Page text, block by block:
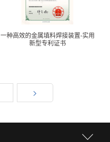
一种高效的金属填料焊接装置-实用
新型专利证书
>